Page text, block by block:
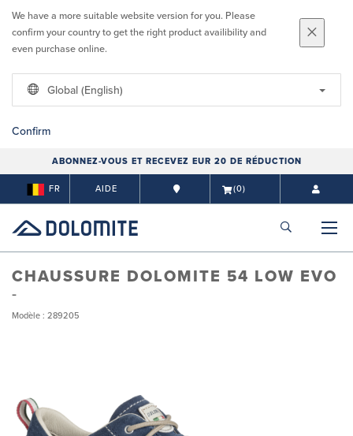
We have a more suitable website version for you. Please
confirm your country to get the right product availibility and
even purchase online.
Global (English)
Confirm
ABONNEZ-VOUS ET RECEVEZ EUR 20 DE RÉDUCTION
FR AIDE (0)
CHAUSSURE DOLOMITE 54 LOW EVO
Modèle : 289205